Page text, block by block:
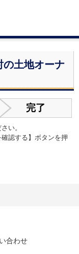
の土地オーナ
完了
い。
認する】ボタンを押
合わせ